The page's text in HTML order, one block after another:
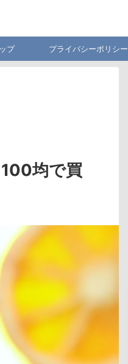
プ プライバシーポリシー
均で買